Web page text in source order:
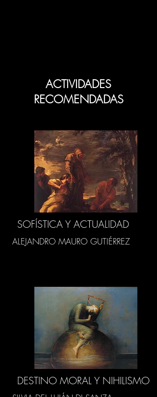
ACTIVIDADES
RECOMENDADAS
SOFÍSTICA Y ACTUALIDAD
ALEJANDRO MAURO GUTIÉRREZ
DESTINO MORAL Y NIHILISMO